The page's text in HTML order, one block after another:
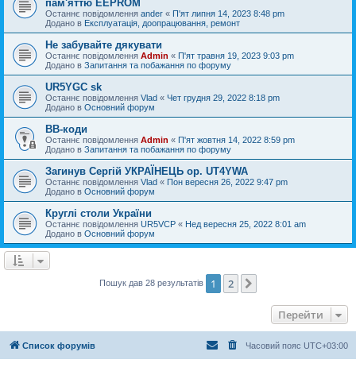
пам'яттю EEPROM
Останнє повідомлення ander « П'ят липня 14, 2023 8:48 pm
Додано в Експлуатація, доопрацювання, ремонт
Не забувайте дякувати
Останнє повідомлення Admin « П'ят травня 19, 2023 9:03 pm
Додано в Запитання та побажання по форуму
UR5YGC sk
Останнє повідомлення Vlad « Чет грудня 29, 2022 8:18 pm
Додано в Основний форум
BB-коди
Останнє повідомлення Admin « П'ят жовтня 14, 2022 8:59 pm
Додано в Запитання та побажання по форуму
Загинув Сергій УКРАЇНЕЦЬ op. UT4YWA
Останнє повідомлення Vlad « Пон вересня 26, 2022 9:47 pm
Додано в Основний форум
Круглі столи України
Останнє повідомлення UR5VCP « Нед вересня 25, 2022 8:01 am
Додано в Основний форум
Пошук дав 28 результатів 1 2
Перейти
Список форумів Часовий пояс UTC+03:00